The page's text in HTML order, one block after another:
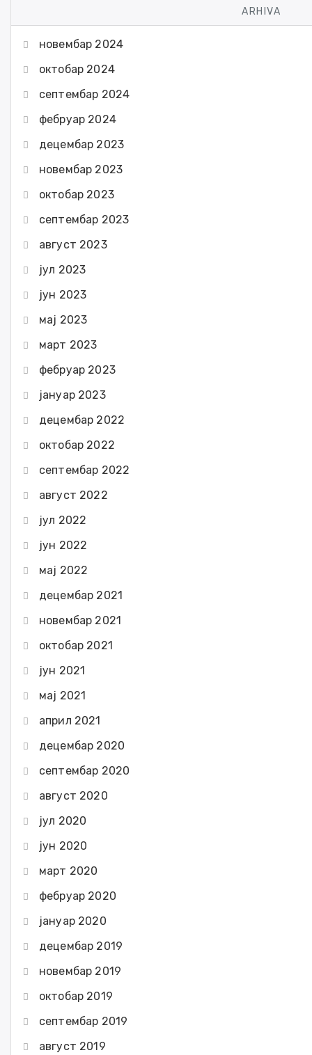
ARHIVA
новембар 2024
октобар 2024
септембар 2024
фебруар 2024
децембар 2023
новембар 2023
октобар 2023
септембар 2023
август 2023
јул 2023
јун 2023
мај 2023
март 2023
фебруар 2023
јануар 2023
децембар 2022
октобар 2022
септембар 2022
август 2022
јул 2022
јун 2022
мај 2022
децембар 2021
новембар 2021
октобар 2021
јун 2021
мај 2021
април 2021
децембар 2020
септембар 2020
август 2020
јул 2020
јун 2020
март 2020
фебруар 2020
јануар 2020
децембар 2019
новембар 2019
октобар 2019
септембар 2019
август 2019